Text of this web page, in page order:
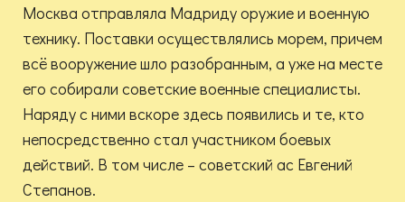
Москва отправляла Мадриду оружие и военную
технику. Поставки осуществлялись морем, причем
всё вооружение шло разобранным, а уже на месте
его собирали советские военные специалисты.
Наряду с ними вскоре здесь появились и те, кто
непосредственно стал участником боевых
действий. В том числе – советский ас Евгений
Степанов.